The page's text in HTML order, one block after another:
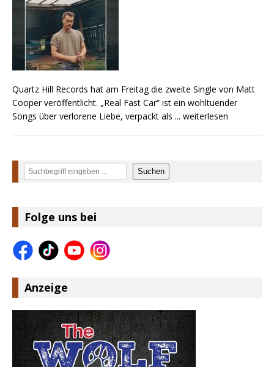
Quartz Hill Records hat am Freitag die zweite Single von Matt
Cooper veröffentlicht. „Real Fast Car“ ist ein wohltuender
Songs über verlorene Liebe, verpackt als ... weiterlesen
Suchen Suchen
Folge uns bei
Anzeige